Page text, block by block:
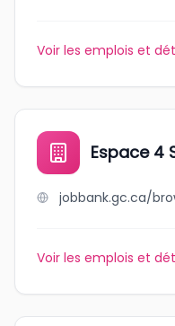
Voir les emplois et
Espace 4
Voir les emplois et